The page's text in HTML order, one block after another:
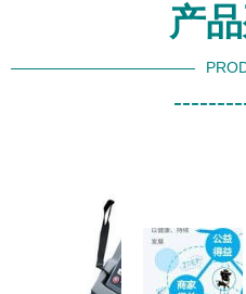
产